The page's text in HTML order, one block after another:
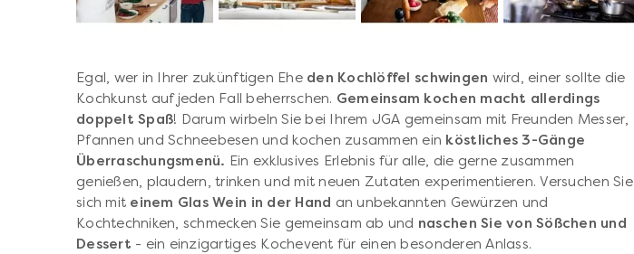
Egal, wer in Ihrer zukünftigen Ehe den Kochlöffel schwingen wird, einer sollte die
Kochkunst auf jeden Fall beherrschen. Gemeinsam kochen macht allerdings
doppelt Spaß! Darum wirbeln Sie bei Ihrem JGA gemeinsam mit Freunden Messer,
Pfannen und Schneebesen und kochen zusammen ein köstliches 3-Gänge
Überraschungsmenü. Ein exklusives Erlebnis für alle, die gerne zusammen
genießen, plaudern, trinken und mit neuen Zutaten experimentieren. Versuchen Sie
sich mit einem Glas Wein in der Hand an unbekannten Gewürzen und
Kochtechniken, schmecken Sie gemeinsam ab und naschen Sie von Sößchen und
Dessert - ein einzigartiges Kochevent für einen besonderen Anlass.